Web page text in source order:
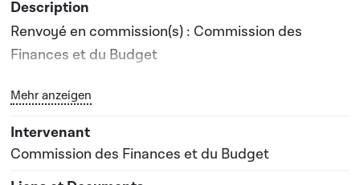
Renvoyé en commission(s) : Commission des
Finances et du Budget
Date prévisionnelle du rapport de commission : 04-
07-2013
Bouton graphique servant à afficher ou cacher tous
Mehr anzeigen
Commission des Finances et du Budget